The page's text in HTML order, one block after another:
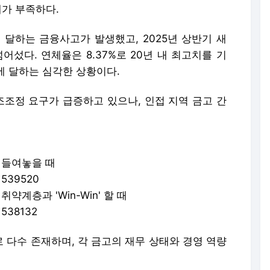
부족하다.
하는 금융사고가 발생했고, 2025년 상반기 새
섰다. 연체율은 8.37%로 20년 내 최고치를 기
달하는 심각한 상황이다.
정 요구가 급증하고 있으나, 인접 지역 금고 간
여놓을 때
약계층과 'Win-Win' 할 때
다수 존재하며, 각 금고의 재무 상태와 경영 역량